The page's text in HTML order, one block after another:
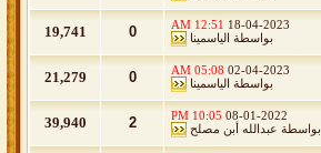
18-04-2023
12:51 AM
بواسطة الياسمينا 0
19,741
02-04-2023
05:08 AM
بواسطة الياسمينا 0
21,279
08-01-2022
10:05 PM
بواسطة عبدالله أبن مصلح 2
39,940